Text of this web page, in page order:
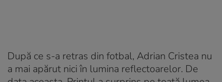
După ce s-a retras din fotbal, Adrian Cristea nu
a mai apărut nici în lumina reflectoarelor. De